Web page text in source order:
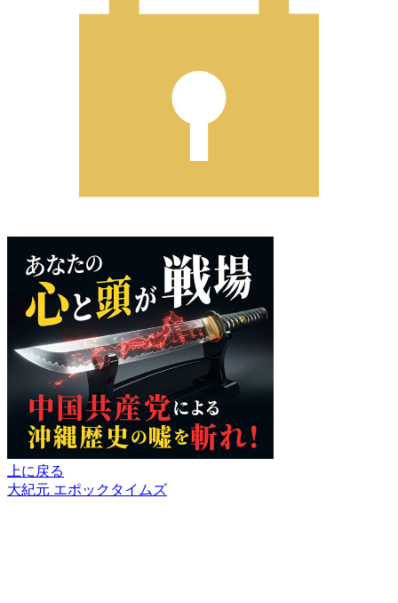
上に戻る
大紀元 エポックタイムズ